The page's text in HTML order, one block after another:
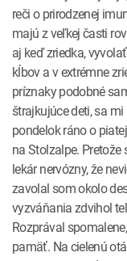
reči o prirodzenej
majú z veľkej časti
aj keď zriedka,
kĺbov a v extrémne
príznaky podobné
štrajkujúce deti, sa
pondelok ráno o
na Stolzalpe.
lekár nervózny, že
zavolal som okolo
vyzváňania zdvihol
Rozprával
pamäť. Na cielenú